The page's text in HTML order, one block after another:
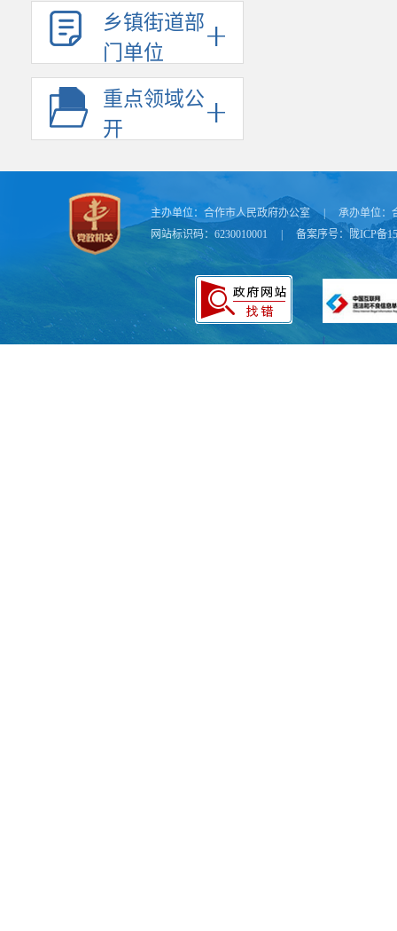
乡镇街道部
门单位
重点领域公
开
主办单位： 合作市人民政府办公室 承办单位：
网站标识码：6230010001
备案序号：陇ICP备